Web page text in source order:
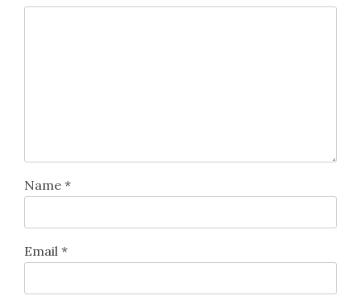
Name *
Email *